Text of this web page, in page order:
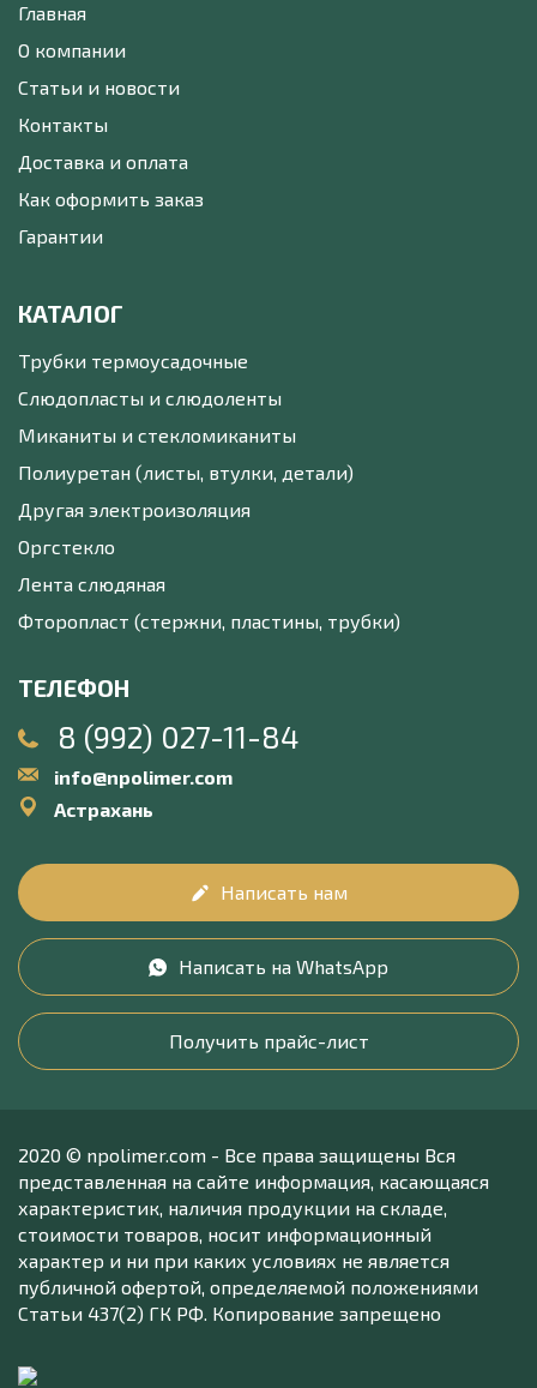
Главная
О компании
Статьи и новости
Контакты
Доставка и оплата
Как оформить заказ
Гарантии
КАТАЛОГ
Трубки термоусадочные
Слюдопласты и слюдоленты
Миканиты и стекломиканиты
Полиуретан (листы, втулки, детали)
Другая электроизоляция
Оргстекло
Лента слюдяная
Фторопласт (стержни, пластины, трубки)
ТЕЛЕФОН
8 (992) 027-11-84
info@npolimer.com
Астрахань
Написать нам
Написать на WhatsApp
Получить прайс-лист
2020 © npolimer.com - Все права защищены Вся
представленная на сайте информация, касающаяся
характеристик, наличия продукции на складе,
стоимости товаров, носит информационный
характер и ни при каких условиях не является
публичной офертой, определяемой положениями
Статьи 437(2) ГК РФ. Копирование запрещено